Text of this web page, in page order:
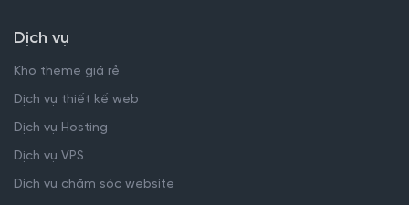
Dịch vụ
Kho theme giá rẻ
Dịch vụ thiết kế web
Dịch vụ Hosting
Dịch vụ VPS
Dịch vụ chăm sóc website